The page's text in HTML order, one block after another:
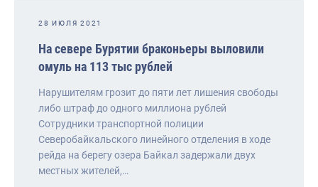
28 ИЮЛЯ 2021
На севере Бурятии браконьеры выловили
омуль на 113 тыс рублей
Нарушителям грозит до пяти лет лишения свободы
либо штраф до одного миллиона рублей
Сотрудники транспортной полиции
Северобайкальского линейного отделения в ходе
рейда на берегу озера Байкал задержали двух
местных жителей,…